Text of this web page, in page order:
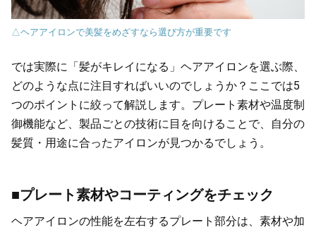
△ヘアアイロンで美髪をめざすなら選び方が重要です
では実際に「髪がキレイになる」ヘアアイロンを選ぶ際、
どのような点に注目すればいいのでしょうか？ここでは5
つのポイントに絞って解説します。プレート素材や温度制
御機能など、製品ごとの技術に目を向けることで、自分の
髪質・用途に合ったアイロンが見つかるでしょう。
■プレート素材やコーティングをチェック
ヘアアイロンの性能を左右するプレート部分は、素材や加